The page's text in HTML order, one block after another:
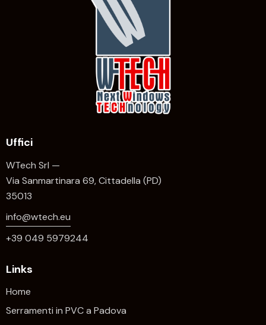
Uffici
WTech Srl —
Via Sanmartinara 69, Cittadella (PD)
35013
info@wtech.eu
+39 049 5979244
Links
Home
Serramenti in PVC a Padova